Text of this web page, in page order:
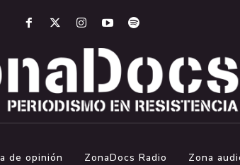
de opinión ZonaDocs Radio Zona